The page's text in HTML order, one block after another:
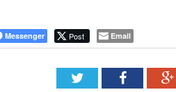
Messenger Post Email
TwitterFacebook